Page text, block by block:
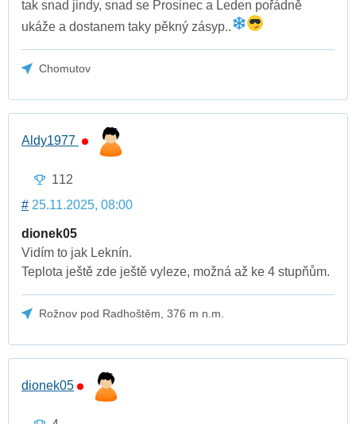
tak snad jindy, snad se Prosinec a Leden pořádně
ukáže a dostanem taky pěkný zásyp..
Chomutov
Aldy1977
112
# 25.11.2025, 08:00
dionek05
Vidím to jak Leknín.
Teplota ještě zde ještě vyleze, možná až ke 4 stupňům.
Rožnov pod Radhoštěm, 376 m n.m.
dionek05